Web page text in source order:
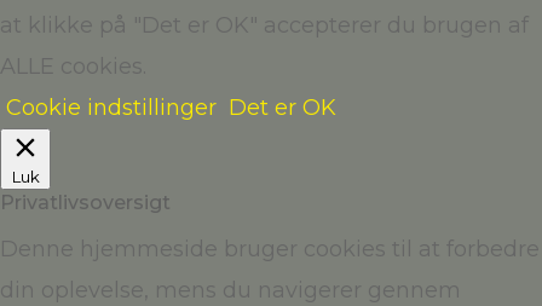
at klikke på "Det er OK" accepterer du brugen af
ALLE cookies.
Cookie indstillinger Det er OK
Luk
Privatlivsoversigt
Denne hjemmeside bruger cookies til at forbedre
din oplevelse, mens du navigerer gennem